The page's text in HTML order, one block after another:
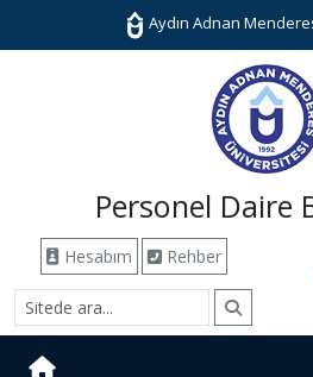
Aydın Adnan
Personel Daire
Hesabım Rehber